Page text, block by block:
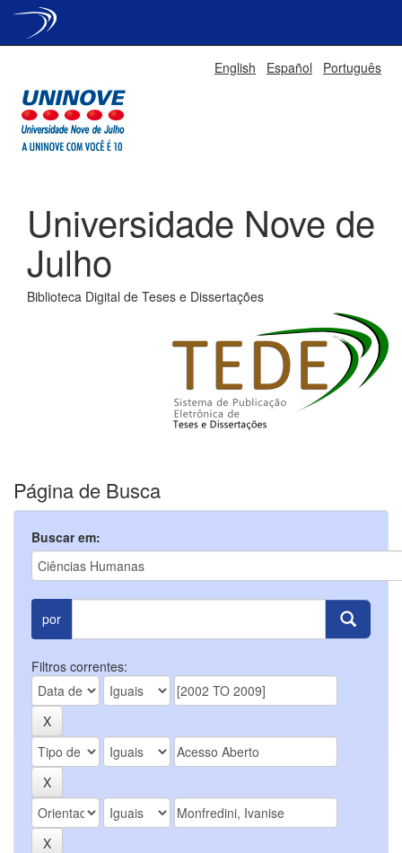
English Español Português
Universidade Nove de
Julho
Biblioteca Digital de Teses e Dissertações
Página de Busca
Buscar em:
por
Filtros correntes: